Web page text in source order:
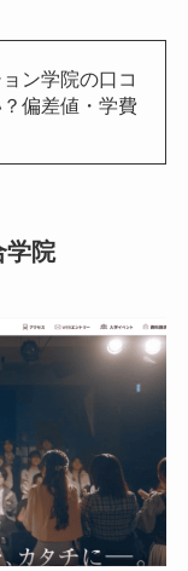
ン学院の口コ
偏差値・学費
学院